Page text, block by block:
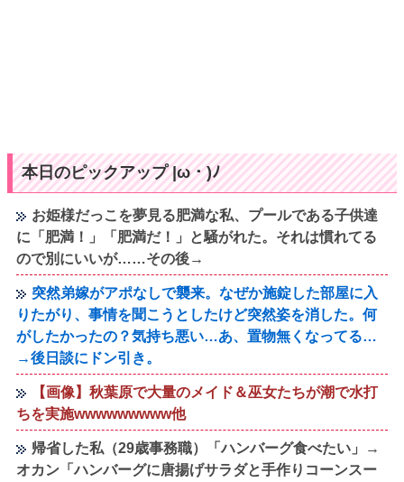
本日のピックアップ |ω・)ﾉ
お姫様だっこを夢見る肥満な私、プールである子供達
に「肥満！」「肥満だ！」と騒がれた。それは慣れてる
ので別にいいが……その後→
突然弟嫁がアポなしで襲来。なぜか施錠した部屋に入
りたがり、事情を聞こうとしたけど突然姿を消した。何
がしたかったの？気持ち悪い…あ、置物無くなってる…
→後日談にドン引き。
【画像】秋葉原で大量のメイド＆巫女たちが潮で水打
ちを実施wwwwwwwww他
帰省した私（29歳事務職）「ハンバーグ食べたい」→
オカン「ハンバーグに唐揚げサラダと手作りコーンスー